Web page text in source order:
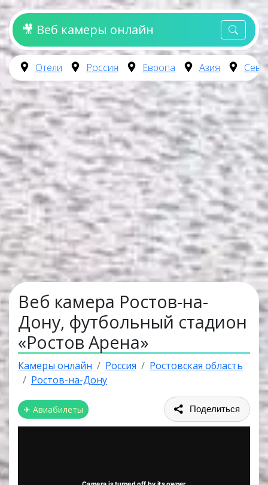
🎥 Веб камеры онлайн
Отели Россия Европа Азия
Веб камера Ростов-на-
Дону, футбольный стадион
«Ростов Арена»
Камеры онлайн Россия
Ростовская область
Ростов-на-Дону
✈ Авиабилеты Поделиться